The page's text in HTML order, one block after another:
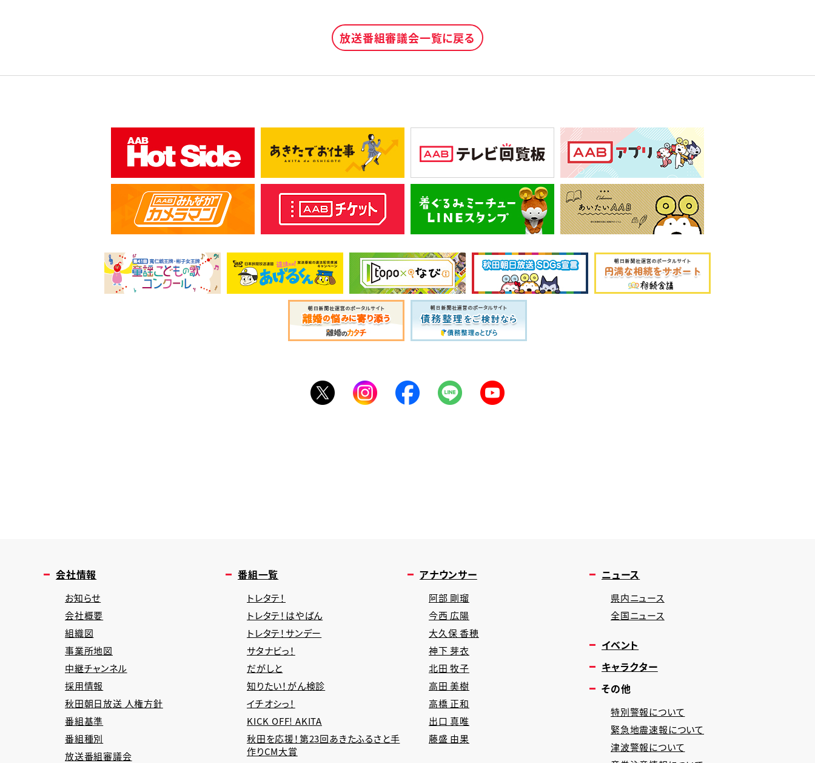
放送番組審議会一覧に戻る
会社情報
お知らせ
会社概要
組織図
事業所地図
中継チャンネル
採用情報
秋田朝日放送 人権方針
番組基準
番組種別
放送番組審議会
番組一覧
トレタテ！
トレタテ！はやばん
トレタテ！サンデー
サタナビっ！
だがしと
知りたい！がん検診
イチオシっ！
KICK OFF! AKITA
秋田を応援！第23回あきたふるさと手
作りCM大賞
アナウンサー
阿部 剛瑠
今西 広陽
大久保 香穂
神下 芽衣
北田 牧子
高田 美樹
高橋 正和
出口 真唯
藤盛 由果
ニュース
県内ニュース
全国ニュース
イベント
キャラクター
その他
特別警報について
緊急地震速報について
津波警報について